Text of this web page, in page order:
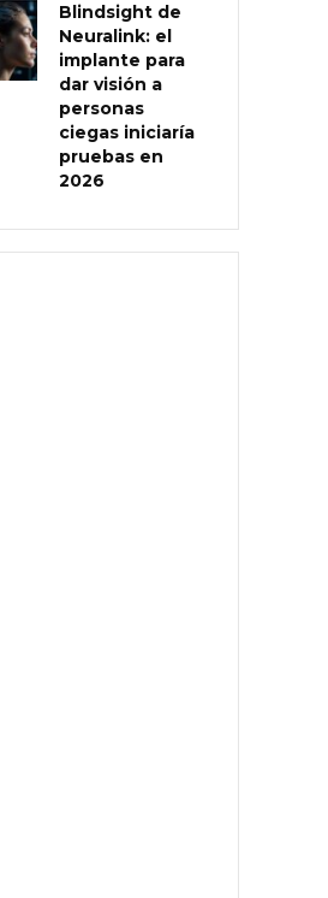
Blindsight de
Neuralink: el
implante para
dar visión a
personas
ciegas iniciaría
pruebas en
2026